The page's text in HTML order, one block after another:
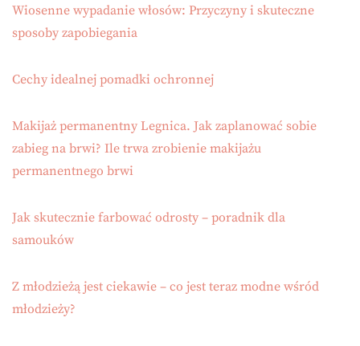
Wiosenne wypadanie włosów: Przyczyny i skuteczne
sposoby zapobiegania
Cechy idealnej pomadki ochronnej
Makijaż permanentny Legnica. Jak zaplanować sobie
zabieg na brwi? Ile trwa zrobienie makijażu
permanentnego brwi
Jak skutecznie farbować odrosty – poradnik dla
samouków
Z młodzieżą jest ciekawie – co jest teraz modne wśród
młodzieży?